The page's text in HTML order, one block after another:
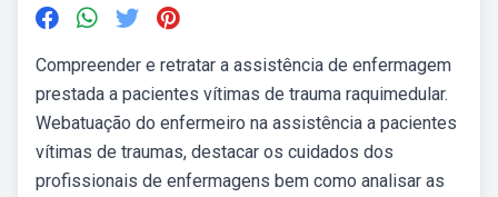
Compreender e retratar a assistência de enfermagem
prestada a pacientes vítimas de trauma raquimedular.
Webatuação do enfermeiro na assistência a pacientes
vítimas de traumas, destacar os cuidados dos
profissionais de enfermagens bem como analisar as